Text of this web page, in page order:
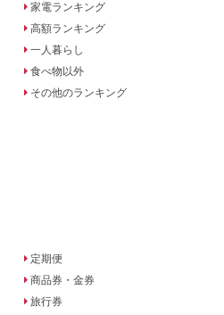
家電ランキング
高額ランキング
一人暮らし
食べ物以外
その他のランキング
定期便
商品券・金券
旅行券